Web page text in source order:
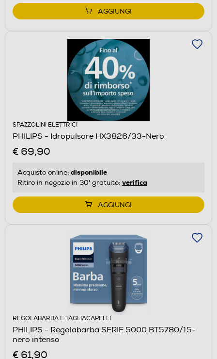
AGGIUNGI
SPAZZOLINI ELETTRICI
PHILIPS - Idropulsore HX3826/33-Nero
€ 69,90
Acquisto online: disponibile
Ritiro in negozio in 30' gratuito: verifica
AGGIUNGI
REGOLABARBA E TAGLIACAPELLI
PHILIPS - Regolabarba SERIE 5000 BT5780/15-
nero intenso
€ 61,90